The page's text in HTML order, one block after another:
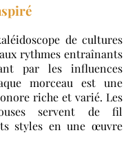
de cultures
rythmes entraînants
par les influences
morceau est une
riche et varié. Les
servent de fil
styles en une œuvre